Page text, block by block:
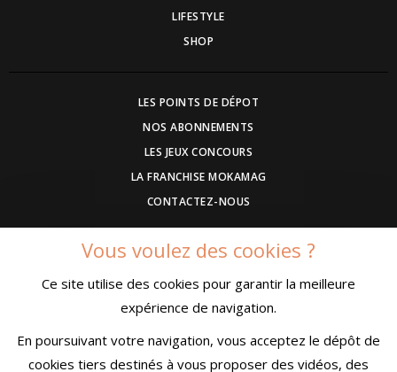
LIFESTYLE
SHOP
LES POINTS DE DÉPOT
NOS ABONNEMENTS
LES JEUX CONCOURS
LA FRANCHISE MOKAMAG
CONTACTEZ-NOUS
DEVENEZ ANNONCEUR
COMMUNIQUEZ UN EVENEMENT
CONDITIONS GÉNÉRALES DE VENTE
MENTIONS LÉGALES
CONFIDENTIALITÉ
Vous voulez des cookies ?
Ce site utilise des cookies pour garantir la meilleure
expérience de navigation.
En poursuivant votre navigation, vous acceptez le dépôt de
cookies tiers destinés à vous proposer des vidéos, des